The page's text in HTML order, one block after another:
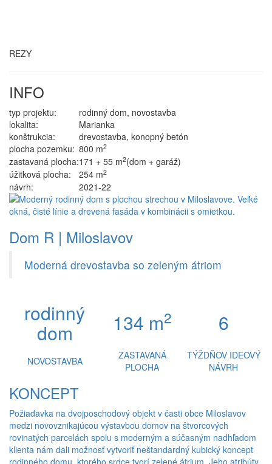
REZY
INFO
typ projektu:
rodinný dom, novostavba
lokalita:
Marianka
konštrukcia:
drevostavba, konopný betón
plocha pozemku: 800 m2
zastavaná plocha:171 + 55 m2(dom + garáž)
úžitková plocha:
254 m2
návrh: 2021-22
Dom R | Miloslavov
Moderná drevostavba so zeleným átriom
rodinný
dom 134 m2 6
NOVOSTAVBA
ZASTAVANÁ
PLOCHA
TÝŽDŇOV IDEOVÝ
NÁVRH
KONCEPT
Požiadavka na dvojposchodový objekt v časti obce Miloslavov
medzi novovznikajúcou výstavbou domov na štvorcových
rovinatých parcelách spolu s moderným a súčasným nadhľadom
klienta nám dali možnosť vytvoriť neštandardný kubický koncept